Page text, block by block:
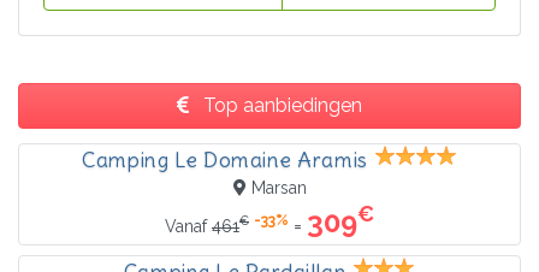
Top aanbiedingen
Camping Le Domaine Aramis
Marsan
Vanaf461€ -33% = 309€